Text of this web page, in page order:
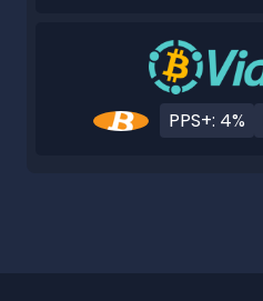
PPS+: 4%